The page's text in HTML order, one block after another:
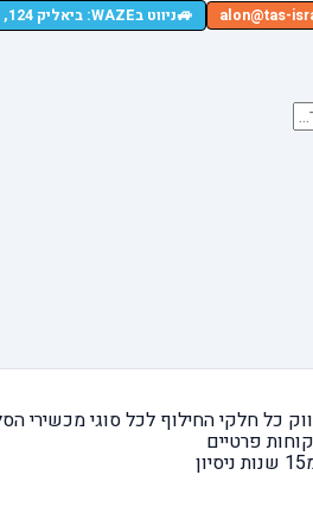
alon@tas-
🚙ניווט בWAZE: ביאליק 124, רמת גן
כל חלקי החילוף לכל סוגי מכשירי
פרטיים